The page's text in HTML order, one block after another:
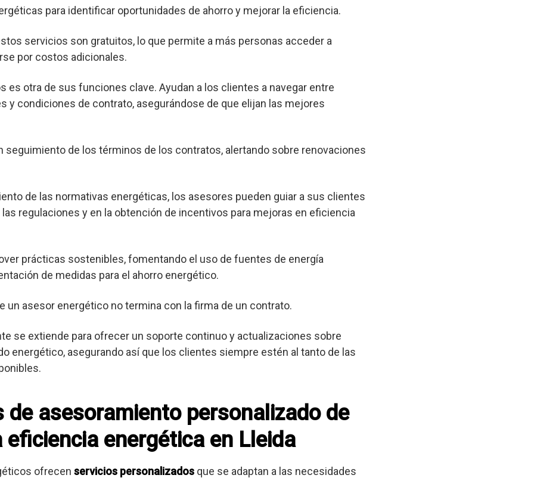
para identificar oportunidades de ahorro y mejorar la eficiencia.
servicios son gratuitos, lo que permite a más personas acceder a
por costos adicionales.
es otra de sus funciones clave. Ayudan a los clientes a navegar entre
y condiciones de contrato, asegurándose de que elijan las mejores
seguimiento de los términos de los contratos, alertando sobre renovaciones
de las normativas energéticas, los asesores pueden guiar a sus clientes
regulaciones y en la obtención de incentivos para mejoras en eficiencia
prácticas sostenibles, fomentando el uso de fuentes de energía
de medidas para el ahorro energético.
un asesor energético no termina con la firma de un contrato.
se extiende para ofrecer un soporte continuo y actualizaciones sobre
energético, asegurando así que los clientes siempre estén al tanto de las
de asesoramiento personalizado de
energética en Lleida
ofrecen servicios personalizados que se adaptan a las necesidades